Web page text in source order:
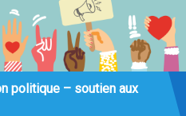
politique – soutien aux